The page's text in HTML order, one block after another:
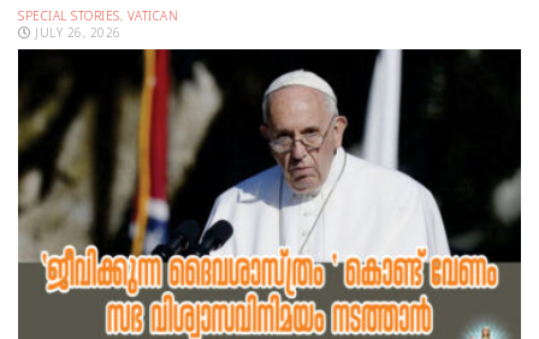
SPECIAL STORIES, VATICAN
JULY 26, 2026